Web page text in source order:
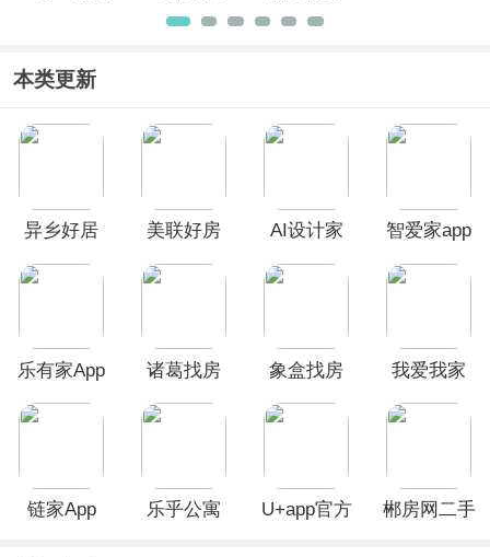
App
App
本类更新
异乡好居
美联好房
AI设计家 智爱家app
乐有家App
诸葛找房
象盒找房
我爱我家
链家App
乐乎公寓
U+app官方
郴房网二手